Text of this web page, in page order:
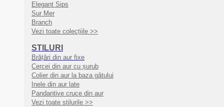
Elegant Sips
Sur Mer
Branch
Vezi toate colecțiile >>
STILURI
Brățări din aur fixe
Cercei din aur cu șurub
Colier din aur la baza gâtului
Inele din aur late
Pandantive cruce din aur
Vezi toate stilurile >>